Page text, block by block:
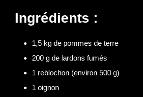
Ingrédients :
1,5 kg de pommes de terre
200 g de lardons fumés
1 reblochon (environ 500 g)
1 oignon